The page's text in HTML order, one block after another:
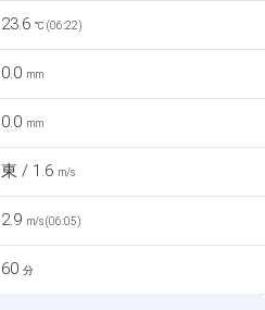
23.6 ℃ (06:22)
0.0 mm
0.0 mm
東 / 1.6 m/s
2.9 m/s (06:05)
60 分